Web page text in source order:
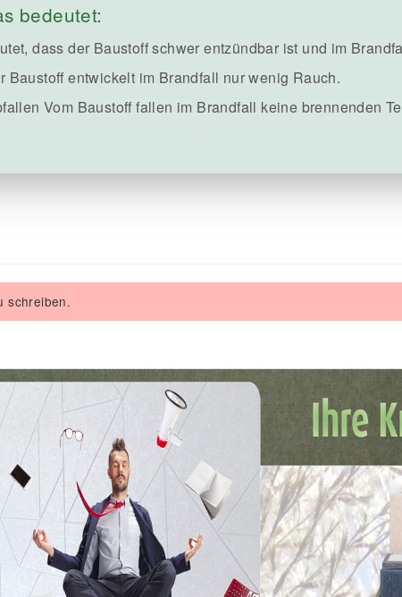
bedeutet:
dass der Baustoff schwer entzündbar ist und im
Baustoff entwickelt im Brandfall nur wenig Rauch.
Vom Baustoff fallen im Brandfall keine brennenden
schreiben.